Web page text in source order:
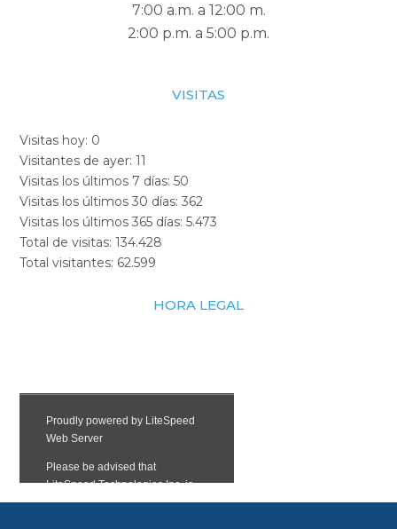
7:00 a.m. a 12:00 m.
2:00 p.m. a 5:00 p.m.
VISITAS
Visitas hoy: 0
Visitantes de ayer:11
Visitas los últimos 7 días:50
Visitas los últimos 30 días:362
Visitas los últimos 365 días:5.473
Total de visitas:134.428
Total visitantes: 62.599
HORA LEGAL